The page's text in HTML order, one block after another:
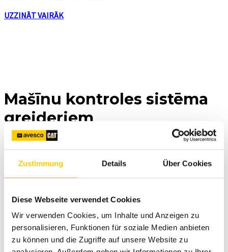
Zustimmung Details Über Cookies
Diese Webseite verwendet Cookies
Wir verwenden Cookies, um Inhalte und Anzeigen zu
personalisieren, Funktionen für soziale Medien anbieten
zu können und die Zugriffe auf unsere Website zu
UZZINĀT VAIRĀK
Mašīnu kontroles sistēma
greideriem
Pārvietojiet materiālu ātrāk un ar milimetru precizitāti.
Aprīkojot greideri ar GCS900 sistēmu, jūs samazināsiet
izdevumus un gūsiet lielāku peļņu.